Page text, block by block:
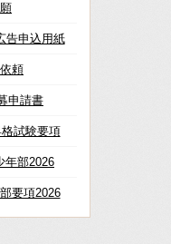
告申込用紙
頼
申請書
試験要項
年部2026
要項2026